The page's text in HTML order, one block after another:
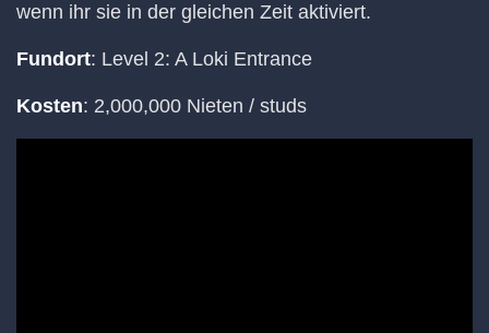
wenn ihr sie in der gleichen Zeit aktiviert.
Fundort: Level 2: A Loki Entrance
Kosten: 2,000,000 Nieten / studs